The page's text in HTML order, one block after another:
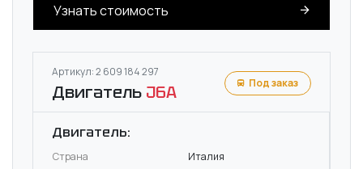
Узнать стоимость
Артикул: 2 609 184 297
Двигатель J6A Под заказ
Двигатель:
Страна
Италия